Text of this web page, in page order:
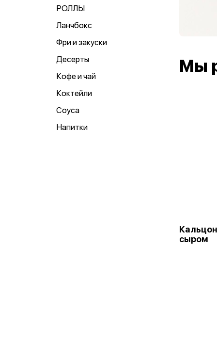
РОЛЛЫ
Ланчбокс
Фри и закуски
Десерты
Кофе и чай
Коктейли
Соуса
Напитки
Мы
сыром